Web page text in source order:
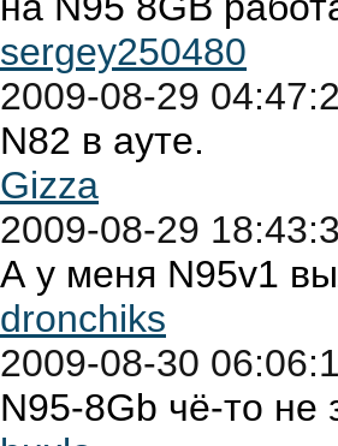
sergey250480
2009-08-29
N82 в ауте.
Gizza
2009-08-29
А у меня N95v1
dronchiks
2009-08-30
N95-8Gb чё-то не